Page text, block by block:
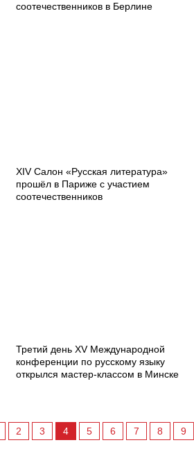
соотечественников в Берлине
XIV Салон «Русская литература»
прошёл в Париже с участием
соотечественников
Третий день XV Международной
конференции по русскому языку
открылся мастер-классом в Минске
2 3 4 5 6 7 8 9